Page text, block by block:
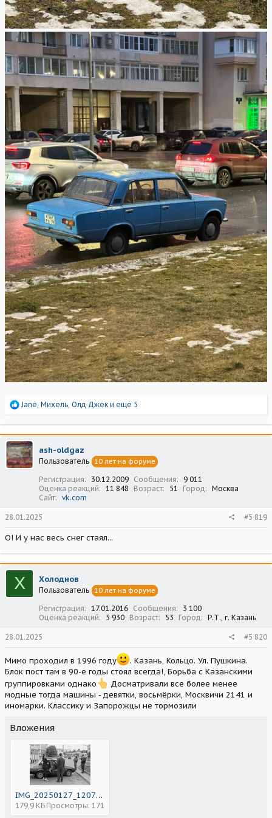
Р
а
к
ц
и
и
Jane Михель Олд Джек и еще 5
ash-oldgaz
Пользователь 10 лет на форуме
Регистрация 30.12.2009 Сообщения
9 011
Оценка реакций
11 848 Возраст 51 Город
Москва
Сайт
vk.com
28.01.2025 #5 819
О! И у нас весь снег стаял...
Х Холоднов
Пользователь 10 лет на форуме
Регистрация 17.01.2016 Сообщения
3 100
Оценка реакций
5 930 Возраст 53 Город Р.Т., г. Казань
28.01.2025 #5 820
Мимо проходил в 1996 году
. Казань, Кольцо. Ул. Пушкина.
Блок пост там в 90-е годы стоял всегда!, Борьба с Казанскими
группировками однако
Досматривали все более менее
модные тогда машины - девятки, восьмёрки, Москвичи 2141 и
иномарки. Классику и Запорожцы не тормозили
Вложения
IMG_20250127_120740_882.jpg
179,9 КБ Просмотры: 171